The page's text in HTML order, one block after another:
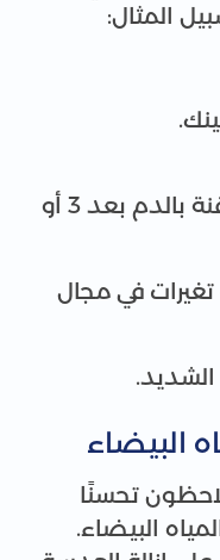
المثال:
لا تزال عينك حمراء ومحتقنة بالدم بعد 3 أو
في مجال
الشديد.
البيضاء
تحسنًا
البيضاء.